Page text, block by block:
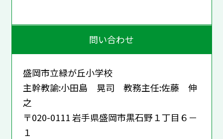
問い合わせ
盛岡市立緑が丘小学校
主幹教諭:小田島 晃司 教務主任:佐藤 伸
之
〒020-0111 岩手県盛岡市黒石野１丁目６－
１